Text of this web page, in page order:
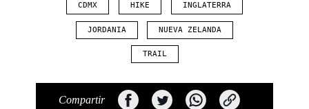
CDMX HIKE INGLATERRA
JORDANIA NUEVA ZELANDA
TRAIL
Compartir